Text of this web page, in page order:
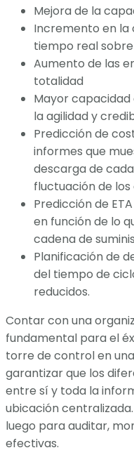
Mejora de la
Incremento en la
tiempo real
Aumento de las
totalidad
Mayor
la agilidad y
Predicción de
informes que
descarga de
fluctuación de
Predicción de
en función de lo
cadena de
Planificación de
del tiempo de
reducidos.
Contar con una
fundamental para el
torre de control en
garantizar que los
entre sí y toda la
ubicación
luego para auditar,
efectivas.